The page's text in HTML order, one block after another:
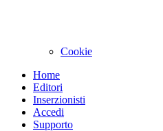
Cookie
Home
Editori
Inserzionisti
Accedi
Supporto